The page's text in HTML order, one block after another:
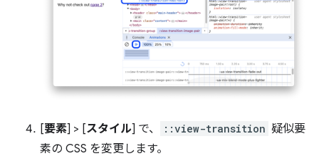
[要素] > [スタイル] で、 ::view-transition 疑似要
素の CSS を変更します。